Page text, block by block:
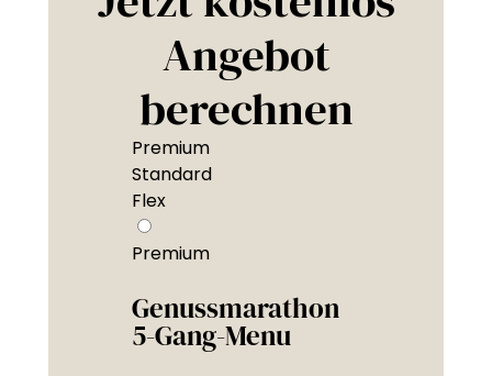
Angebot
berechnen
Premium
Standard
Flex
Premium
Genussmarathon
5-Gang-Menu